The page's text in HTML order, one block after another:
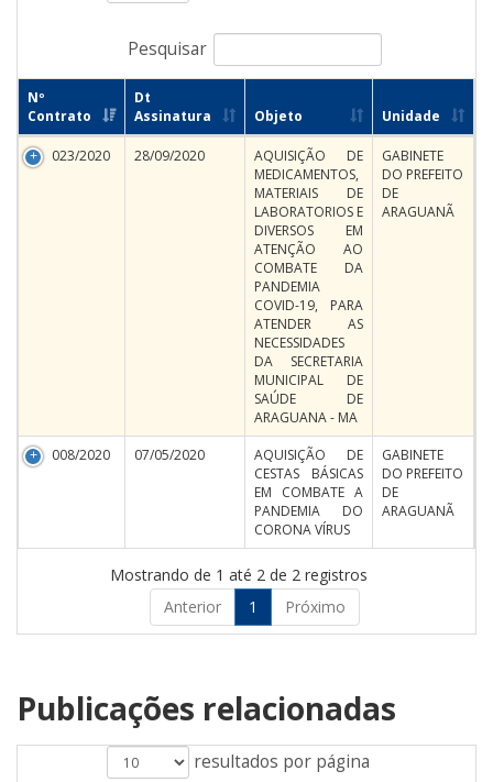
Pesquisar
Nº
Contrato
Dt
Assinatura
Objeto Unidade
023/2020 28/09/2020
AQUISIÇÃO DE
MEDICAMENTOS,
MATERIAIS DE
LABORATORIOS E
DIVERSOS EM
ATENÇÃO AO
COMBATE DA
PANDEMIA
COVID-19, PARA
ATENDER AS
NECESSIDADES
DA SECRETARIA
MUNICIPAL DE
SAÚDE DE
ARAGUANA - MA
GABINETE
DO PREFEITO
DE
ARAGUANÃ
008/2020 07/05/2020
AQUISIÇÃO DE
CESTAS BÁSICAS
EM COMBATE A
PANDEMIA DO
CORONA VÍRUS
GABINETE
DO PREFEITO
DE
ARAGUANÃ
Mostrando de 1 até 2 de 2 registros
Anterior
1 Próximo
Publicações relacionadas
resultados por página